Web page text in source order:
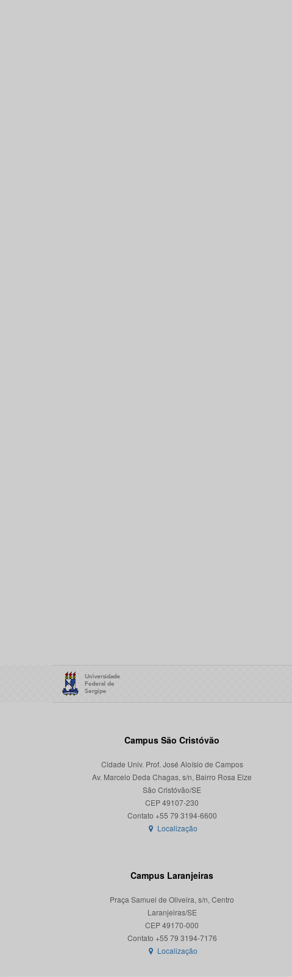
Campus São Cristóvão
Cidade Univ. Prof. José Aloísio de Campos
Av. Marcelo Deda Chagas, s/n, Bairro Rosa Elze
São Cristóvão/SE
CEP 49107-230
Localização
Campus Laranjeiras
Praça Samuel de Oliveira, s/n, Centro
Laranjeiras/SE
CEP 49170-000
Localização